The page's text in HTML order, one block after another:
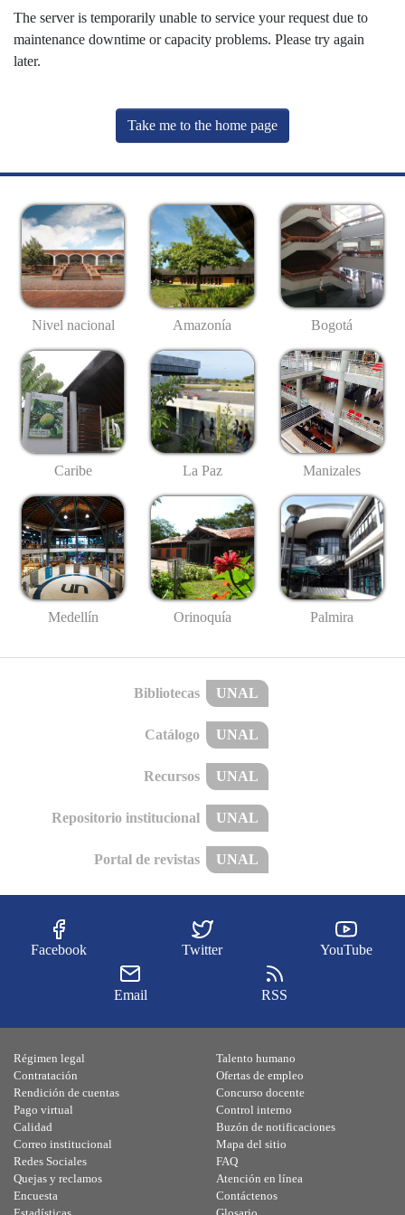
The server is temporarily unable to service your request due to
maintenance downtime or capacity problems. Please try again
later.
Take me to the home page
Nivel nacional Amazonía Bogotá
Caribe La Paz Manizales
Medellín Orinoquía Palmira
Bibliotecas UNAL
Catálogo UNAL
Recursos UNAL
Repositorio institucional UNAL
Portal de revistas UNAL
Facebook Twitter YouTube
Email RSS
Régimen legal
Contratación
Rendición de cuentas
Pago virtual
Calidad
Talento humano
Ofertas de empleo
Concurso docente
Control interno
Buzón de notificaciones
Correo institucional
Redes Sociales
Quejas y reclamos
Encuesta
Mapa del sitio
FAQ
Atención en línea
Contáctenos